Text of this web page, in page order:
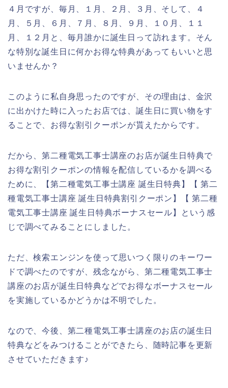
４月ですが、毎月、１月、２月、３月、そして、４
月、５月、６月、７月、８月、９月、１０月、１１
月、１２月と、毎月誰かに誕生日って訪れます。そん
な特別な誕生日に何かお得な特典があってもいいと思
いませんか？
このように私自身思ったのですが、その理由は、金沢
に出かけた時に入ったお店では、誕生日に買い物をす
ることで、お得な割引クーポンが貰えたからです。
だから、第二種電気工事士講座のお店が誕生日特典で
お得な割引クーポンの情報を配信しているかを調べる
ために、【第二種電気工事士講座 誕生日特典】【 第二
種電気工事士講座 誕生日特典割引クーポン】【 第二種
電気工事士講座 誕生日特典ボーナスセール】という感
じで調べてみることにしました。
ただ、検索エンジンを使って思いつく限りのキーワー
ドで調べたのですが、残念ながら、第二種電気工事士
講座のお店が誕生日特典などでお得なボーナスセール
を実施しているかどうかは不明でした。
なので、今後、第二種電気工事士講座のお店の誕生日
特典などをみつけることができたら、随時記事を更新
させていただきます♪